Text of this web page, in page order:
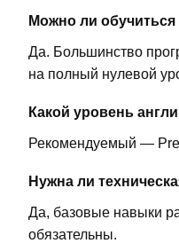
Можно ли обучиться
Да. Большинство
на полный нулевой
Какой уровень
Рекомендуемый —
Нужна ли
Да, базовые навыки
обязательны.